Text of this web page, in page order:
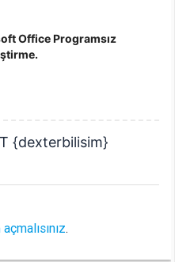
Office Programsız
{dexterbilisim}
.